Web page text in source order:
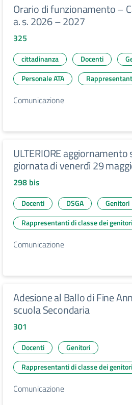
Orario di funzionamento –
a. s. 2026 – 2027
325
cittadinanza Docenti
Personale ATA
Comunicazione
ULTERIORE
giornata di venerdì 29
298 bis
Docenti DSGA Genitori
Rappresentanti di classe dei genitori
Comunicazione
Adesione al Ballo di Fine
scuola Secondaria
301
Docenti
Genitori
Rappresentanti di classe dei genitori
Comunicazione